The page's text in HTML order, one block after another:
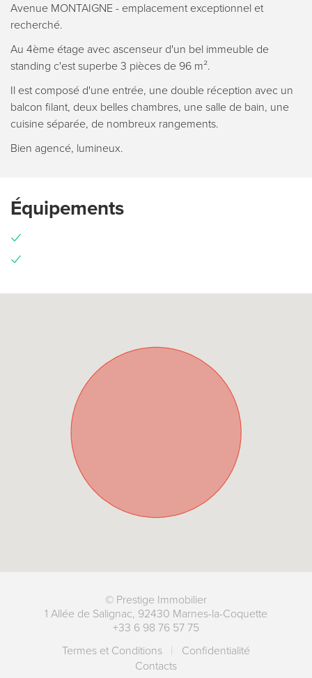
Avenue MONTAIGNE - emplacement exceptionnel et
recherché.
Au 4ème étage avec ascenseur d'un bel immeuble de
standing c'est superbe 3 pièces de 96 m².
Il est composé d'une entrée, une double réception avec un
balcon filant, deux belles chambres, une salle de bain, une
cuisine séparée, de nombreux rangements.
Bien agencé, lumineux.
Équipements
© Prestige Immobilier
1 Allée de Salignac, 92430 Marnes-la-Coquette
+33 6 98 76 57 75
Termes et Conditions
Сonfidentialité
Contacts